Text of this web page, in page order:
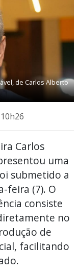
de Carlos Alberto
Carlos
uma
submetido a
feira (7). O
consiste
no
de
facilitando